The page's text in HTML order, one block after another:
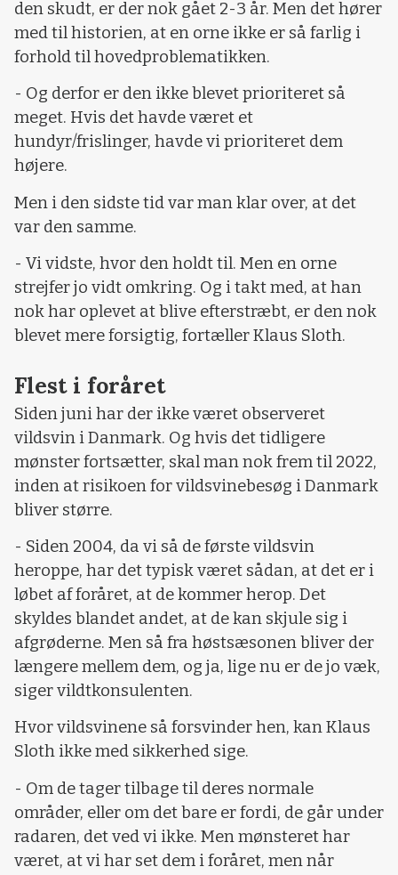
den skudt, er der nok gået 2-3 år. Men det hører
med til historien, at en orne ikke er så farlig i
forhold til hovedproblematikken.
- Og derfor er den ikke blevet prioriteret så
meget. Hvis det havde været et
hundyr/frislinger, havde vi prioriteret dem
højere.
Men i den sidste tid var man klar over, at det
var den samme.
- Vi vidste, hvor den holdt til. Men en orne
strejfer jo vidt omkring. Og i takt med, at han
nok har oplevet at blive efterstræbt, er den nok
blevet mere forsigtig, fortæller Klaus Sloth.
Flest i foråret
Siden juni har der ikke været observeret
vildsvin i Danmark. Og hvis det tidligere
mønster fortsætter, skal man nok frem til 2022,
inden at risikoen for vildsvinebesøg i Danmark
bliver større.
- Siden 2004, da vi så de første vildsvin
heroppe, har det typisk været sådan, at det er i
løbet af foråret, at de kommer herop. Det
skyldes blandet andet, at de kan skjule sig i
afgrøderne. Men så fra høstsæsonen bliver der
længere mellem dem, og ja, lige nu er de jo væk,
siger vildtkonsulenten.
Hvor vildsvinene så forsvinder hen, kan Klaus
Sloth ikke med sikkerhed sige.
- Om de tager tilbage til deres normale
områder, eller om det bare er fordi, de går under
radaren, det ved vi ikke. Men mønsteret har
været, at vi har set dem i foråret, men når